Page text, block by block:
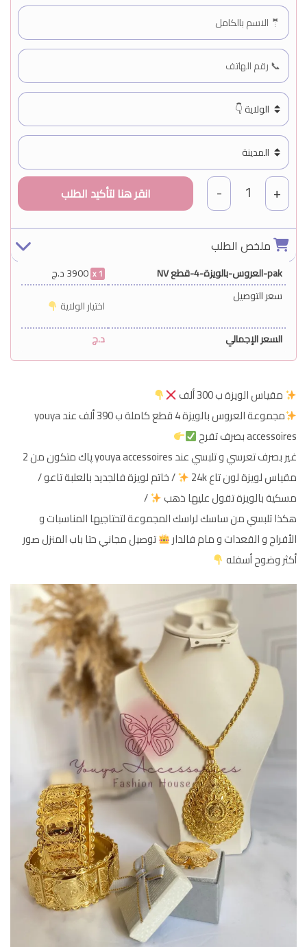
+
1
-
ملخص الطلب
pak-العروس-بالويزة-4-قطع NV 1
3900د.ج
سعر التوصيل
اختيار الولاية
السعر الإجمالي
د.ج
مقياس الويزة ب 300 ألف
مجموعة العروس بالويزة 4 قطع كاملة ب 390 ألف عند youya
accessoires بصرف تفرح
غير بصرف تعرسي و تلبسي عند youya accessoires پاك متكون من 2
مقياس لويزة لون تاع 24k
/ خاتم لويزة فالجديد بالعلبة تاعو /
مسكية بالويزة تقول عليها ذهب
/
هكذا تلبسي من ساسك لراسك المجموعة لتحتاجيها المناسبات و
الأفراح و القعدات و مام فالدار
توصيل مجاني حتا باب المنزل صور
أكثر وضوح أسفله